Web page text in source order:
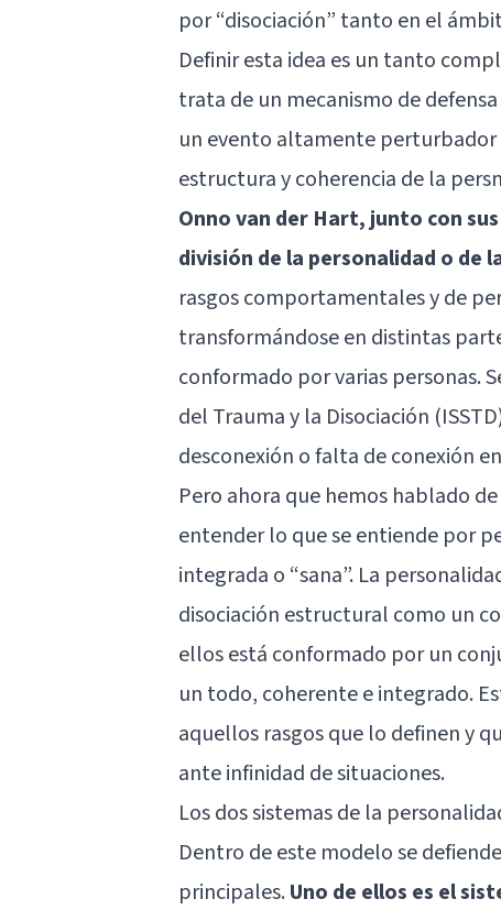
por “disociación” tanto en el
Definir esta idea es un tanto
trata de un mecanismo de
un evento altamente perturbador
estructura y coherencia de la
Onno van der Hart, junto con
división de la personalidad o de
rasgos comportamentales y de
transformándose en distintas
conformado por varias personas.
del Trauma y la Disociación
desconexión o falta de conexión
Pero ahora que hemos hablado
entender lo que se entiende por
integrada o “sana”. La
disociación estructural como un
ellos está conformado por un
un todo, coherente e integrado.
aquellos rasgos que lo definen y
ante infinidad de situaciones.
Los dos sistemas de la
Dentro de este modelo se
principales.Uno de ellos es el